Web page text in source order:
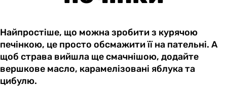
Найпростіше, що можна зробити з курячою
печінкою, це просто обсмажити її на пательні. А
щоб страва вийшла ще смачнішою, додайте
вершкове масло, карамелізовані яблука та
цибулю.